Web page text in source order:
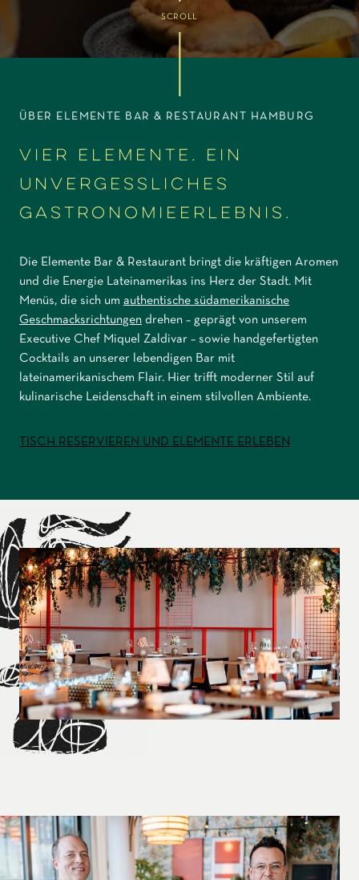
SCROLL
ÜBER ELEMENTE BAR & RESTAURANT HAMBURG
VIER ELEMENTE. EIN
UNVERGESSLICHES
GASTRONOMIEERLEBNIS.
Die Elemente Bar & Restaurant bringt die kräftigen Aromen
und die Energie Lateinamerikas ins Herz der Stadt. Mit
Menüs, die sich um authentische südamerikanische
Geschmacksrichtungen drehen – geprägt von unserem
Executive Chef Miquel Zaldivar – sowie handgefertigten
Cocktails an unserer lebendigen Bar mit
lateinamerikanischem Flair. Hier trifft moderner Stil auf
kulinarische Leidenschaft in einem stilvollen Ambiente.
TISCH RESERVIEREN UND ELEMENTE ERLEBEN